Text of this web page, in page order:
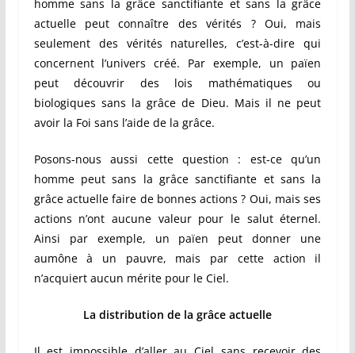
homme sans la grâce sanctifiante et sans la grâce
actuelle peut connaître des vérités ? Oui, mais
seulement des vérités naturelles, c’est-à-dire qui
concernent l’univers créé. Par exemple, un païen
peut découvrir des lois mathématiques ou
biologiques sans la grâce de Dieu. Mais il ne peut
avoir la Foi sans l’aide de la grâce.
Posons-nous aussi cette question : est-ce qu’un
homme peut sans la grâce sanctifiante et sans la
grâce actuelle faire de bonnes actions ? Oui, mais ses
actions n’ont aucune valeur pour le salut éternel.
Ainsi par exemple, un païen peut donner une
aumône à un pauvre, mais par cette action il
n’acquiert aucun mérite pour le Ciel.
La distribution de la grâce actuelle